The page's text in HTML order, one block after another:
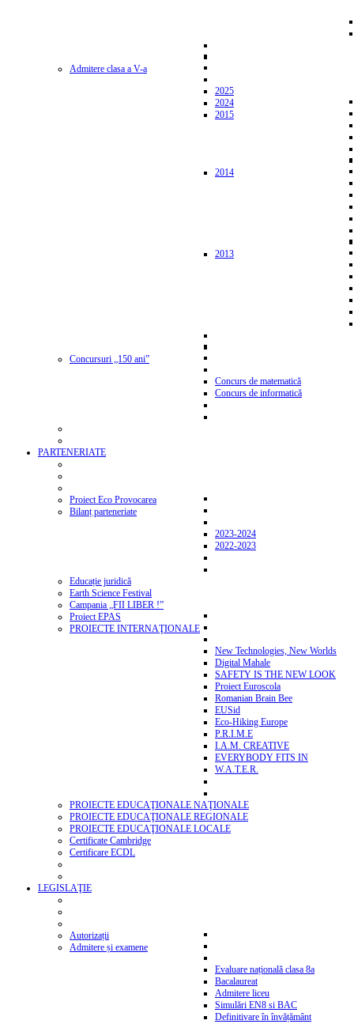
Admitere clasa a V-a
2025
2024
2015
2014
2013
Concursuri „150 ani”
Concurs de matematică
Concurs de informatică
PARTENERIATE
Proiect Eco Provocarea
Bilanț parteneriate
2023-2024
2022-2023
Educație juridică
Earth Science Festival
Campania „FII LIBER !”
Proiect EPAS
PROIECTE INTERNAŢIONALE
New Technologies, New Worlds
Digital Mahale
SAFETY IS THE NEW LOOK
Proiect Euroscola
Romanian Brain Bee
EUSid
Eco-Hiking Europe
P.R.I.M.E
I.A.M. CREATIVE
EVERYBODY FITS IN
W.A.T.E.R.
PROIECTE EDUCAŢIONALE NAŢIONALE
PROIECTE EDUCAŢIONALE REGIONALE
PROIECTE EDUCAŢIONALE LOCALE
Certificate Cambridge
Certificare ECDL
LEGISLAŢIE
Autorizații
Admitere și examene
Evaluare națională clasa 8a
Bacalaureat
Admitere liceu
Simulări EN8 si BAC
Definitivare în învățământ